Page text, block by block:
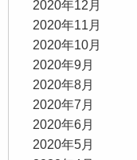
2020年12月
2020年11月
2020年10月
2020年9月
2020年8月
2020年7月
2020年6月
2020年5月